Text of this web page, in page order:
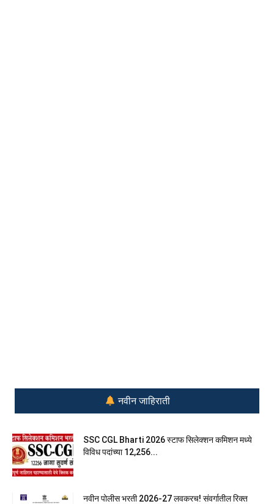
नवीन जाहिराती
SSC CGL Bharti 2026 स्टाफ सिलेक्शन कमिशन मध्ये
विविध पदांच्या 12,256...
नवीन पोलीस भरती 2026-27 लवकरच! संवर्गातील रिक्त